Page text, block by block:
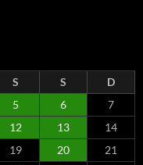
S S
D
5 6
7
12 13
14
19 20
21